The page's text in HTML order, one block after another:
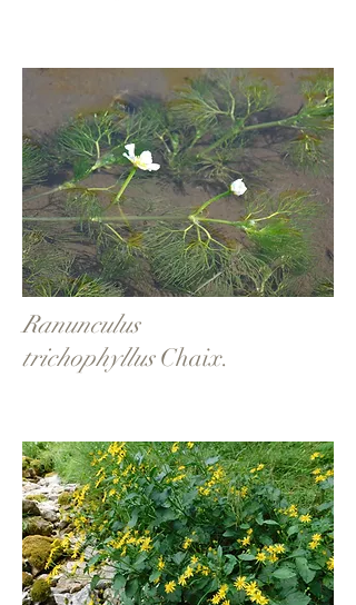
Ranunculus
trichophyllusChaix.